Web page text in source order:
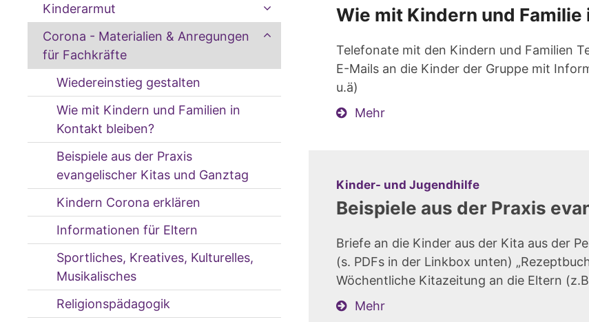
Wie mit Kindern und
Telefonate mit den Kindern und Familien
E-Mails an die Kinder der Gruppe mit
u.ä)
Mehr
Kinder- und Jugendhilfe:
Beispiele aus der Praxis
Briefe an die Kinder aus der Kita aus der
(s. PDFs in der Linkbox unten)
Wöchentliche Kitazeitung an die Eltern
Mehr
Kinderarmut
Corona - Materialien & Anregungen
für Fachkräfte
Wiedereinstieg gestalten
Wie mit Kindern und Familien in
Kontakt bleiben?
Beispiele aus der Praxis
evangelischer Kitas und Ganztag
Kindern Corona erklären
Informationen für Eltern
Sportliches, Kreatives, Kulturelles,
Musikalisches
Religionspädagogik